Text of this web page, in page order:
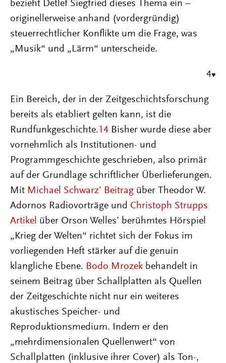
bezieht Detlef Siegfried dieses Thema ein –
originellerweise anhand (vordergründig)
steuerrechtlicher Konflikte um die Frage, was
„Musik“ und „Lärm“ unterscheide.
4
Ein Bereich, der in der Zeitgeschichtsforschung
bereits als etabliert gelten kann, ist die
Rundfunkgeschichte. 14 Bisher wurde diese aber
vornehmlich als Institutionen- und
Programmgeschichte geschrieben, also primär
auf der Grundlage schriftlicher Überlieferungen.
Mit Michael Schwarz’ Beitrag über Theodor W.
Adornos Radiovorträge und Christoph Strupps
Artikel über Orson Welles’ berühmtes Hörspiel
„Krieg der Welten“ richtet sich der Fokus im
vorliegenden Heft stärker auf die genuin
klangliche Ebene. Bodo Mrozek behandelt in
seinem Beitrag über Schallplatten als Quellen
der Zeitgeschichte nicht nur ein weiteres
akustisches Speicher- und
Reproduktionsmedium. Indem er den
„mehrdimensionalen Quellenwert“ von
Schallplatten (inklusive ihrer Cover) als Ton-,